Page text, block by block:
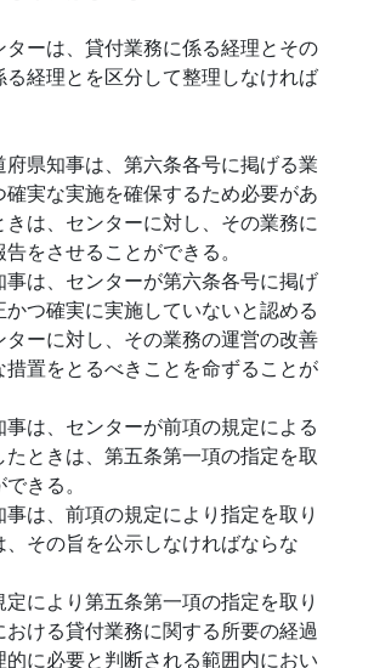
ターは、貸付業務に係る経理とその
る経理とを区分して整理しなければ
府県知事は、第六条各号に掲げる業
実な実施を確保するため必要があ
きは、センターに対し、その業務に
をさせることができる。
事は、センターが第六条各号に掲げ
かつ確実に実施していないと認める
ターに対し、その業務の運営の改善
措置をとるべきことを命ずることが
は、センターが前項の規定による
ときは、第五条第一項の指定を取
きる。
は、前項の規定により指定を取り
その旨を公示しなければならな
により第五条第一項の指定を取り
ける貸付業務に関する所要の経過
に必要と判断される範囲内におい